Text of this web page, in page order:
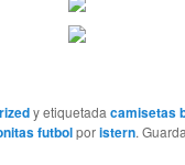
y etiquetadacamisetas
futbolporistern.